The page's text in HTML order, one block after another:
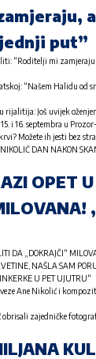
put”
“Roditelji mi zamjeraju,
“Našem Halidu od
rijalitija: Još uvijek
i 16. septembra u
Možete ih jesti bez
DAN NAKON
OPET
DA „DOKRAJČI“
NAŠLA SAM
U PET UJUTRU“
Ane Nikolić i
obrisali zajedničke